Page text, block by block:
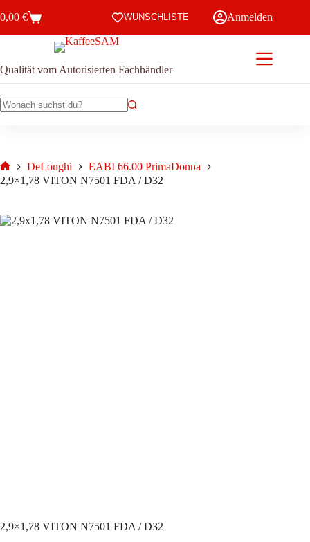
Inhalt
Warenkorb
0,00 € WUNSCHLISTE Anmelden
Qualität vom Autorisierten Fachhändler
Start
DeLonghi
EABI 66.00 PrimaDonna
2,9×1,78 VITON N7501 FDA / D32
2,9×1,78 VITON N7501 FDA / D32